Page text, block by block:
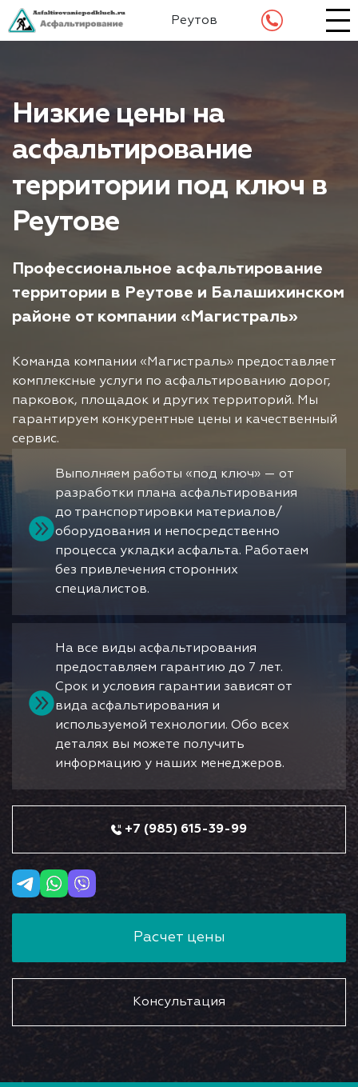
Реутов
Низкие цены на
асфальтирование
территории под ключ в
Реутове
Профессиональное асфальтирование
территории в Реутове и Балашихинском
районе от компании «Магистраль»
Команда компании «Магистраль» предоставляет
комплексные услуги по асфальтированию дорог,
парковок, площадок и других территорий. Мы
гарантируем конкурентные цены и качественный
сервис.
Выполняем работы «под ключ» — от
разработки плана асфальтирования
до транспортировки материалов/
оборудования и непосредственно
процесса укладки асфальта. Работаем
без привлечения сторонних
специалистов.
На все виды асфальтирования
предоставляем гарантию до 7 лет.
Срок и условия гарантии зависят от
вида асфальтирования и
используемой технологии. Обо всех
деталях вы можете получить
информацию у наших менеджеров.
+7 (985) 615-39-99
Расчет цены
Консультация